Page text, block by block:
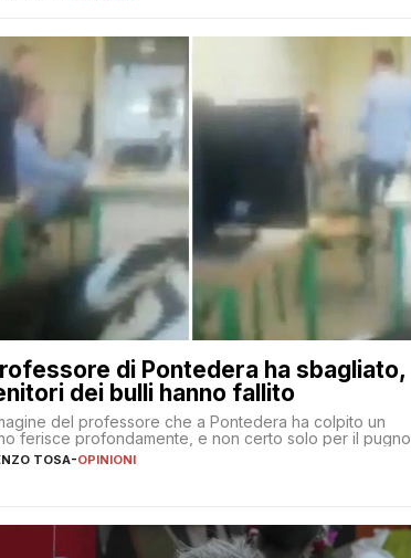
di Pontedera ha sbagliato,
dei bulli hanno fallito
del professore che a Pontedera ha colpito un
ferisce profondamente, e non certo solo per il pugno
TOSA-OPINIONI